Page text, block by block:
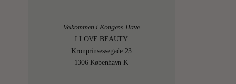
Velkommen i Kongens Have
I LOVE BEAUTY
Kronprinsessegade 23
1306 København K